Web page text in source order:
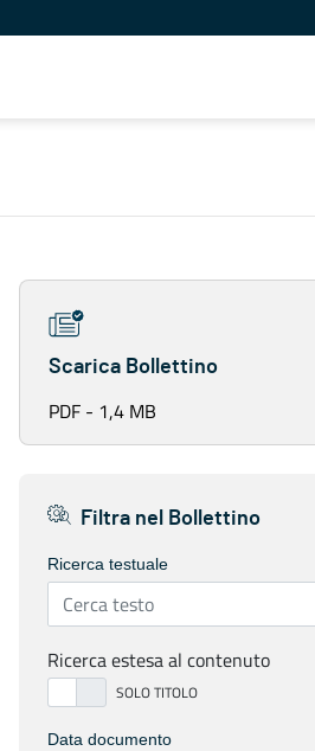
Scarica Bollettino
PDF - 1,4 MB
Filtra nel Bollettino
Ricerca testuale
Ricerca estesa al contenuto
Data documento